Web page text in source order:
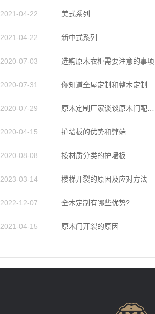
2021-04-22 美式系列
2021-04-22 新中式系列
2020-07-03 选购原木衣柜需要注意的事项
2020-07-31
2020-07-29
2020-04-15 护墙板的优势和弊端
2020-08-08 按材质分类的护墙板
2023-03-14 楼梯开裂的原因及应对方法
2022-12-07 全木定制有哪些优势?
2021-04-15 原木门开裂的原因